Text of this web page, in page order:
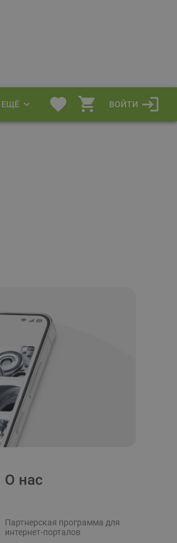
ЕЩЁ ВОЙТИ
О нас
Партнерская программа для
интернет-порталов